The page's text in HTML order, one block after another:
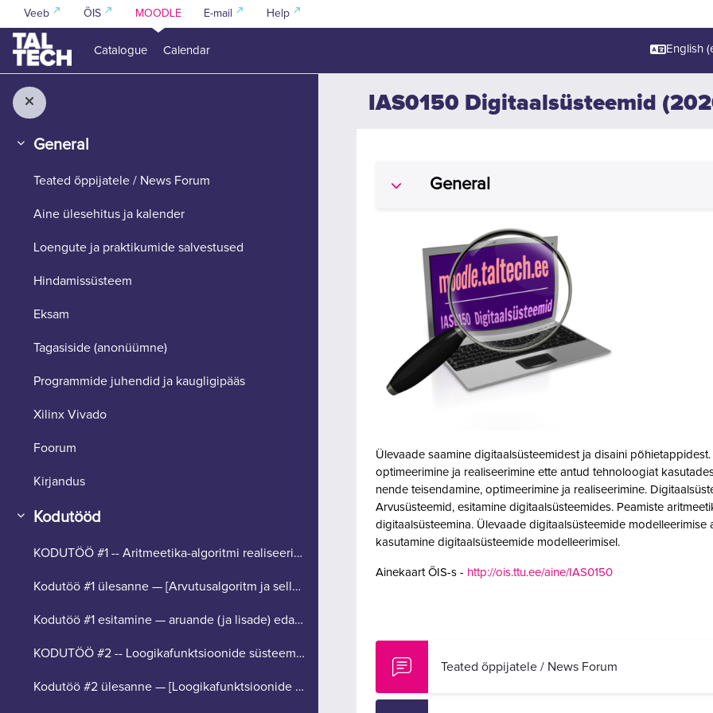
Skip to main content
Veeb ÕIS MOODLE E-mail Help
Catalogue Calendar English
General
Teated õppijatele / News Forum
Aine ülesehitus ja kalender
Loengute ja praktikumide salvestused
Hindamissüsteem
Eksam
Tagasiside (anonüümne)
Programmide juhendid ja kaugligipääs
Xilinx Vivado
Foorum
Kirjandus
Kodutööd
KODUTÖÖ #1 -- Aritmeetika-algoritmi realiseerimine (tähtaeg 26. aprill).
Kodutöö #1 ülesanne — [Arvutusalgoritm ja selle modelleerimine]
Kodutöö #1 esitamine — aruande (ja lisade) edastamine hindamiseks [upload]
KODUTÖÖ #2 -- Loogikafunktsioonide süsteemi realiseerimine (tähtaeg 24. mai).
Kodutöö #2 ülesanne — [Loogikafunktsioonide süsteem]
IAS0150 Digitaalsüsteemid
Section outline
CollapseGeneral
Ülevaade saamine digitaalsüsteemidest ja disaini
optimeerimine ja realiseerimine ette antud tehnoloogiat
nende teisendamine, optimeerimine ja realiseerimine.
Arvusüsteemid, esitamine digitaalsüsteemides. Peamiste
digitaalsüsteemina. Ülevaade digitaalsüsteemide
kasutamine digitaalsüsteemide modelleerimisel.
Ainekaart ÕIS-s - http://ois.ttu.ee/aine/IAS0150
Teated õppijatele / News Forum